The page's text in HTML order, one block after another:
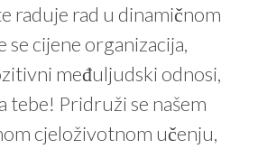
raduje rad u dinamičnom
cijene organizacija,
međuljudski odnosi,
tebe! Pridruži se našem
cjeloživotnom učenju,